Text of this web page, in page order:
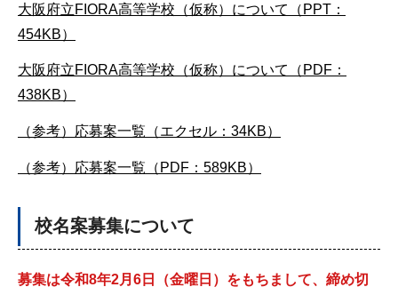
大阪府立FIORA高等学校（仮称）について（PPT：
454KB）
大阪府立FIORA高等学校（仮称）について（PDF：
438KB）
（参考）応募案一覧（エクセル：34KB）
（参考）応募案一覧（PDF：589KB）
校名案募集について
募集は令和8年2月6日（金曜日）をもちまして、締め切